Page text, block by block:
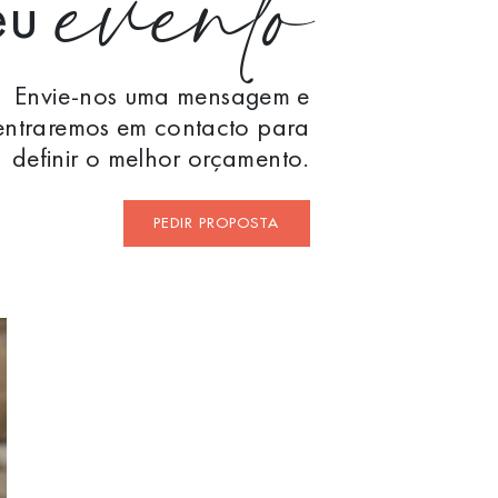
Envie-nos uma mensagem e
em contacto para
definir o melhor orçamento.
PEDIR PROPOSTA